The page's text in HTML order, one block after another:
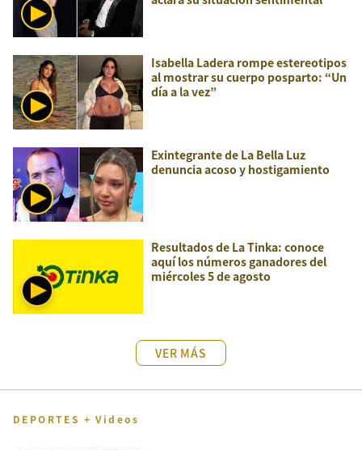
Isabella Ladera rompe estereotipos
al mostrar su cuerpo posparto: “Un
día a la vez”
Exintegrante de La Bella Luz
denuncia acoso y hostigamiento
Resultados de La Tinka: conoce
aquí los números ganadores del
miércoles 5 de agosto
VER MÁS
DEPORTES + Videos